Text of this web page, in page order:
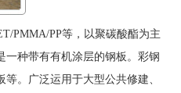
PMMA/PP等，以聚碳酸酯为主
一种带有有机涂层的钢板。彩钢
。广泛运用于大型公共修建、